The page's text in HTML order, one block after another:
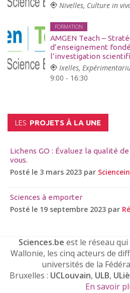
Nivelles, Culture in
FORMATION
AMGEN Teach –
d’enseignement
l’investigation
Ixelles,
9:00 - 16:30
LES PROJETS À LA UNE
Lichens GO : Évaluez la qualité
vous.
Posté le 3 mars 2023 par
Sciences à emporter
Posté le 19 septembre 2023 par
Sciences.be est le réseau
Wallonie, les cinq acteurs de
universités de la
Bruxelles : UCLouvain, ULB,
En savoir